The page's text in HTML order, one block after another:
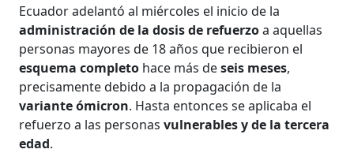
Ecuador adelantó al miércoles el inicio de la
administración de la dosis de refuerzoa aquellas
personas mayores de 18 años que recibieron el
esquema completo hace más deseis meses,
precisamente debido a la propagación de la
variante ómicron. Hasta entonces se aplicaba el
refuerzo a las personasvulnerables y de la tercera
edad.